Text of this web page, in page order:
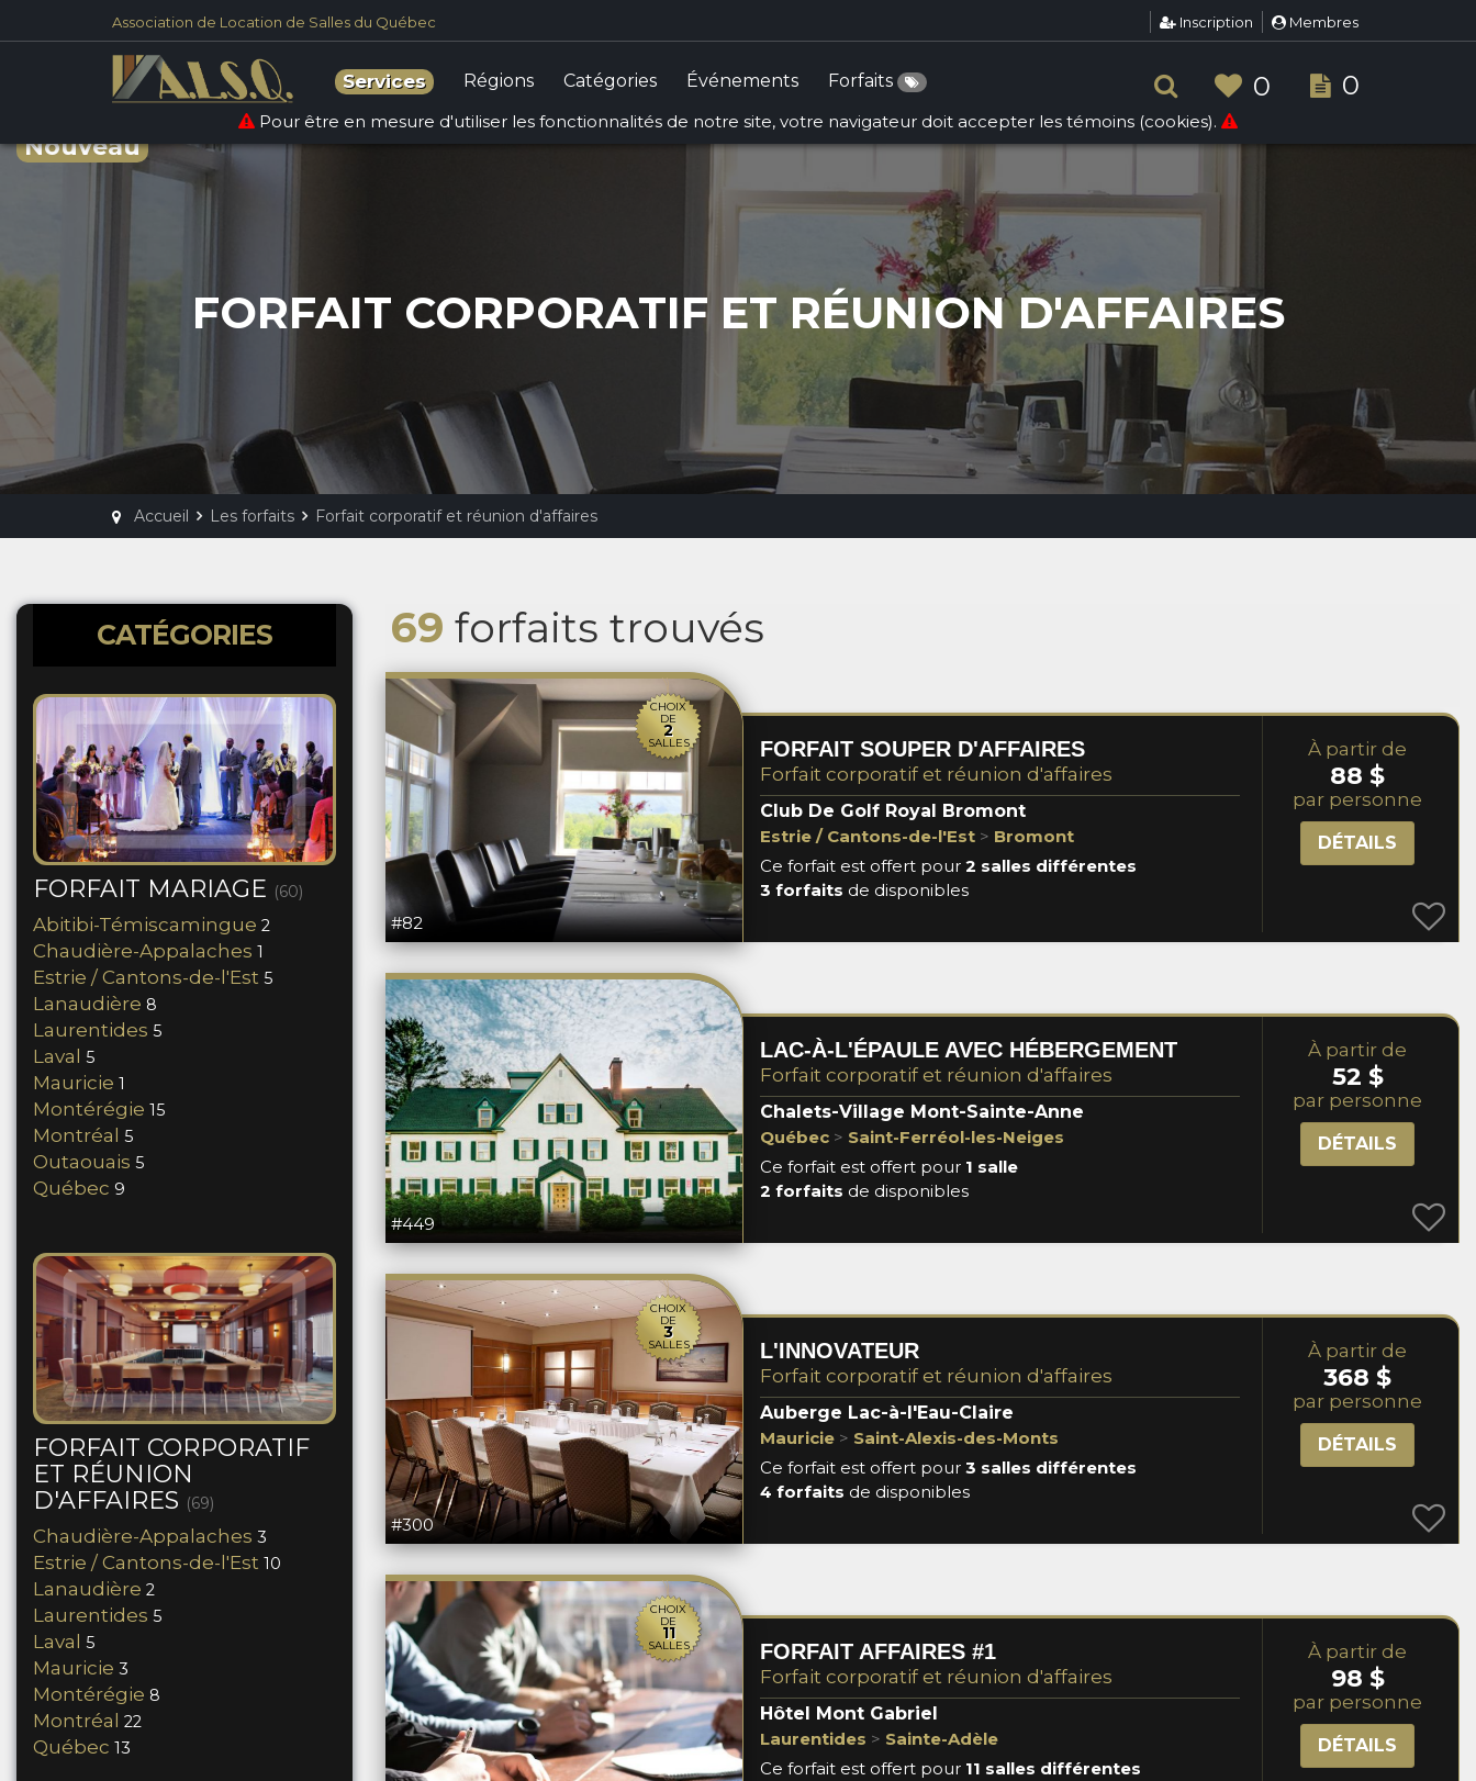
Association de Location de Salles du Québec Inscription Membres
Services Régions Catégories Événements Forfaits 0 0
Pour être en mesure d'utiliser les fonctionnalités de notre site, votre navigateur doit accepter les témoins (cookies).
FORFAIT CORPORATIF ET RÉUNION D'AFFAIRES
Nouveau
Accueil Les forfaits Forfait corporatif et réunion d'affaires
69 forfaits trouvés
CHOIX
DE
2
SALLES
#82
FORFAIT SOUPER D'AFFAIRES
Forfait corporatif et réunion d'affaires
Club De Golf Royal Bromont
Estrie / Cantons-de-l'Est> Bromont
Ce forfait est offert pour 2 salles différentes
3 forfaits de disponibles
À partir de
88 $
par personne
DÉTAILS
#449
LAC-À-L'ÉPAULE AVEC HÉBERGEMENT
Forfait corporatif et réunion d'affaires
Chalets-Village Mont-Sainte-Anne
Québec> Saint-Ferréol-les-Neiges
Ce forfait est offert pour 1 salle
2 forfaits de disponibles
À partir de
52 $
par personne
DÉTAILS
CHOIX
DE
3
SALLES
#300
L'INNOVATEUR
Forfait corporatif et réunion d'affaires
Auberge Lac-à-l'Eau-Claire
Mauricie> Saint-Alexis-des-Monts
Ce forfait est offert pour 3 salles différentes
4 forfaits de disponibles
À partir de
368 $
par personne
DÉTAILS
CHOIX
DE
11
SALLES FORFAIT AFFAIRES #1
Forfait corporatif et réunion d'affaires
Hôtel Mont Gabriel
Laurentides > Sainte-Adèle
Ce forfait est offert pour 11 salles différentes
À partir de
98 $
par personne
DÉTAILS
CATÉGORIES
FORFAIT MARIAGE (60)
Abitibi-Témiscamingue 2
Chaudière-Appalaches 1
Estrie / Cantons-de-l'Est 5
Lanaudière 8
Laurentides 5
Laval 5
Mauricie 1
Montérégie 15
Montréal 5
Outaouais 5
Québec 9
FORFAIT CORPORATIF
ET RÉUNION
D'AFFAIRES (69)
Chaudière-Appalaches 3
Estrie / Cantons-de-l'Est 10
Lanaudière 2
Laurentides 5
Laval 5
Mauricie 3
Montérégie 8
Montréal 22
Québec 13